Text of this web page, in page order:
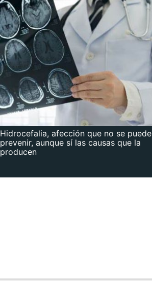
Hidrocefalia, afección que no se puede
prevenir, aunque sí las causas que la
producen